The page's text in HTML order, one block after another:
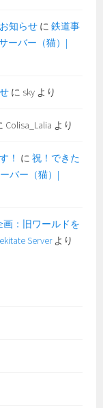
知らせ に鉄道事
ーバー（猫）|
に sky より
Colisa_Lalia より
！ に祝！できた
バー（猫）|
画：旧ワールドを
Serverより